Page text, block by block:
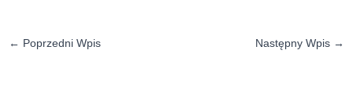
← Poprzedni Wpis Następny Wpis →